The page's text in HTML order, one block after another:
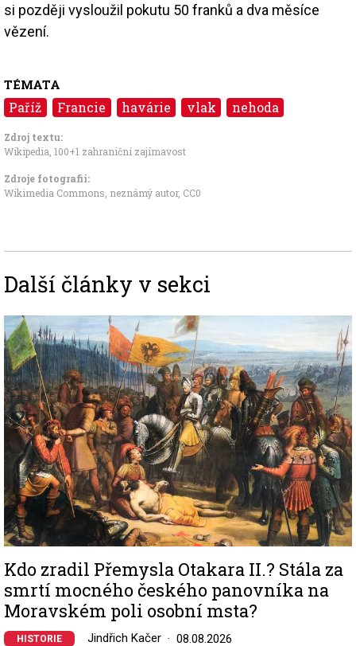
si později vysloužil pokutu 50 franků a dva měsíce
vězení.
TÉMATA
Paříž Francie havárie vlak nehoda
Zdroj textu:
Wikipedia, 100+1 zahraniční zajímavost
Zdroje fotografii:
Wikimedia Commons, neznámý autor, CC0
Další články v sekci
Image
Kdo zradil Přemysla Otakara II.? Stála za
smrtí mocného českého panovníka na
Moravském poli osobní msta?
HISTORIE Jindřich Kačer 08.08.2026